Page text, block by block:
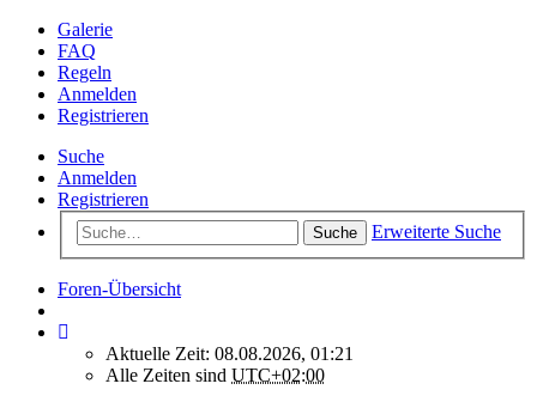
Galerie
FAQ
Regeln
Anmelden
Registrieren
Suche
Anmelden
Registrieren
Suche Erweiterte Suche
Foren-Übersicht
Aktuelle Zeit: 08.08.2026, 01:21
Alle Zeiten sind UTC+02:00